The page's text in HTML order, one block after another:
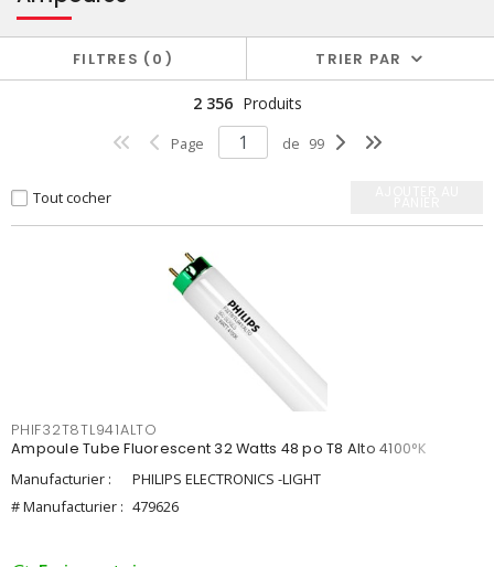
FILTRES 0 TRIER PAR
2 356 Produits
Page de 99
Tout cocher
PHIF32T8TL941ALTO
Ampoule Tube Fluorescent 32 Watts 48 po T8 Alto 4100°K
Manufacturier :
PHILIPS ELECTRONICS -LIGHT
# Manufacturier : 479626